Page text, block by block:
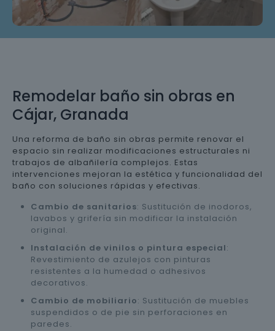
Remodelar baño sin obras en
Cájar, Granada
Una reforma de baño sin obras permite renovar el
espacio sin realizar modificaciones estructurales ni
trabajos de albañilería complejos. Estas
intervenciones mejoran la estética y funcionalidad del
baño con soluciones rápidas y efectivas.
Cambio de sanitarios: Sustitución de inodoros,
lavabos y grifería sin modificar la instalación
original.
Instalación de vinilos o pintura especial:
Revestimiento de azulejos con pinturas
resistentes a la humedad o adhesivos
decorativos.
Cambio de mobiliario: Sustitución de muebles
suspendidos o de pie sin perforaciones en
paredes.